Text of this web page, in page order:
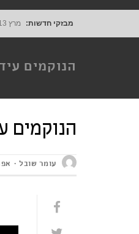
מבזקי חדשות: מרץ 13, 2019
הנוקמים
הנוקמים
עומר שובל אפריל